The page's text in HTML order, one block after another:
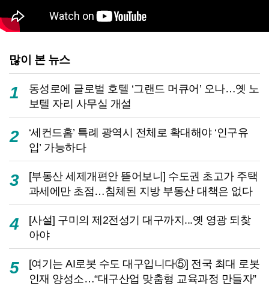
많이 본 뉴스
1
동성로에 글로벌 호텔 ‘그랜드 머큐어’ 오나…옛 노
보텔 자리 사무실 개설
2
‘세컨드홈’ 특례 광역시 전체로 확대해야 ‘인구유
입’ 가능하다
3
[부동산 세제개편안 뜯어보니] 수도권 초고가 주택
과세에만 초점…침체된 지방 부동산 대책은 없다
4
[사설] 구미의 제2전성기 대구까지...옛 영광 되찾
아야
5
[여기는 AI로봇 수도 대구입니다⑤] 전국 최대 로봇
인재 양성소…“대구산업 맞춤형 교육과정 만들자”